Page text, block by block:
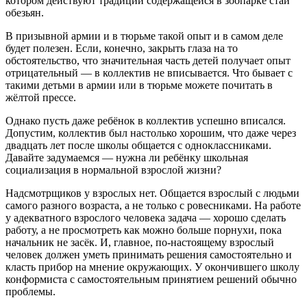
обезьян.
В призывной армии и в тюрьме такой опыт и в самом деле
будет полезен. Если, конечно, закрыть глаза на то
обстоятельство, что значительная часть детей получает опыт
отрицательный — в коллектив не вписывается. Что бывает с
такими детьми в армии или в тюрьме можете почитать в
жёлтой прессе.
Однако пусть даже ребёнок в коллектив успешно вписался.
Допустим, коллектив был настолько хорошим, что даже через
двадцать лет после школы общается с одноклассниками.
Давайте задумаемся — нужна ли ребёнку школьная
социализация в нормальной взрослой жизни?
Надсмотрщиков у взрослых нет. Общается взрослый с людьми
самого разного возраста, а не только с ровесниками. На работе
у адекватного взрослого человека задача — хорошо сделать
работу, а не просмотреть как можно больше порнухи, пока
начальник не засёк. И, главное, по-настоящему взрослый
человек должен уметь принимать решения самостоятельно и
класть прибор на мнение окружающих. У окончившего школу
конформиста с самостоятельным принятием решений обычно
проблемы.